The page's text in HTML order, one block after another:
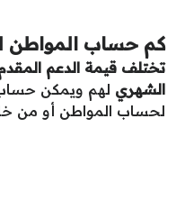
كم حساب المواطن
تختلف قيمة الدعم
الشهري لهم ويمكن حساب
لحساب المواطن أو من